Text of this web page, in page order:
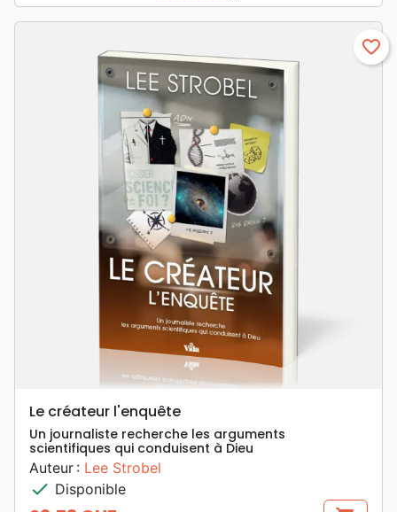
favorite_border
Le créateur l'enquête
Un journaliste recherche les arguments
scientifiques qui conduisent à Dieu
Auteur : Lee Strobel
check Disponible